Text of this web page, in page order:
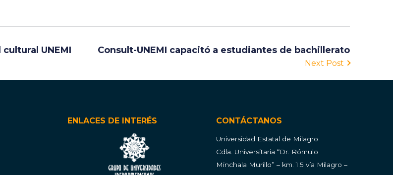
UNEMI Consult-UNEMI capacitó a estudiantes de bachillerato
Next Post
ENLACES DE INTERÉS CONTÁCTANOS
Universidad Estatal de Milagro
Cdla. Universitaria “Dr. Rómulo
Minchala Murillo” – km. 1.5 vía Milagro –